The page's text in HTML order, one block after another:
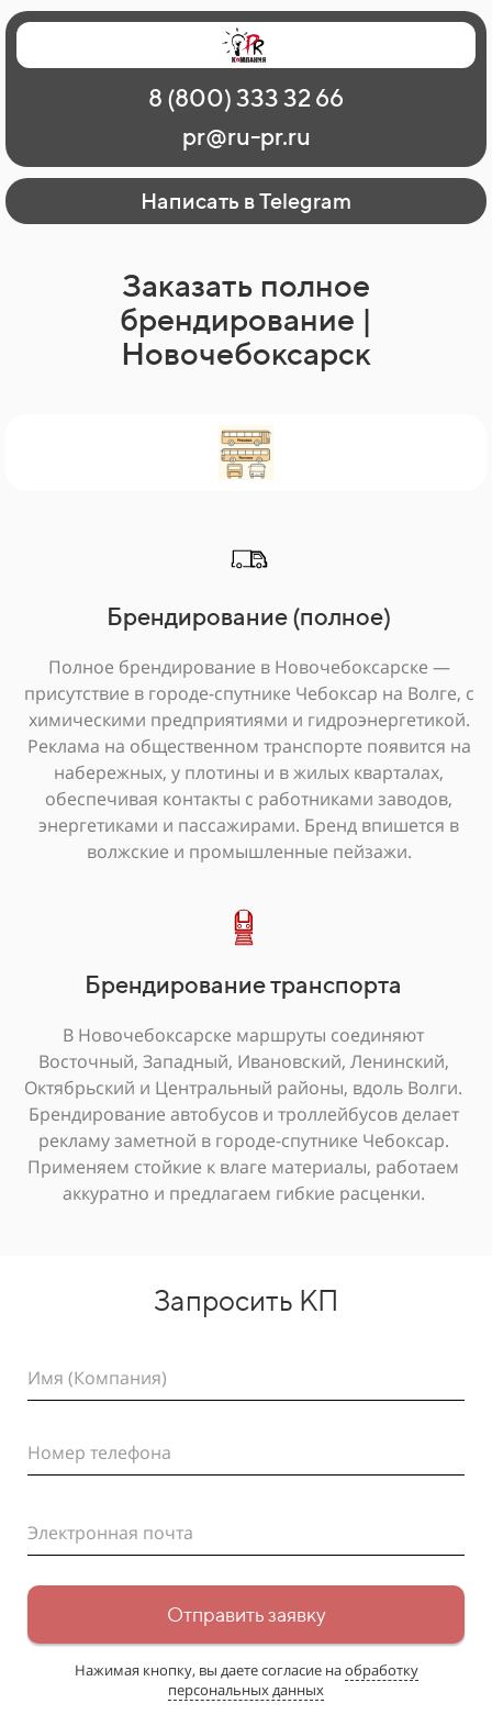
Главная
Наши работы
О рекламе
Регионы
Контакты
8 (800) 333 32 66
pr@ru-pr.ru
Написать в Telegram
Заказать полное
брендирование |
Новочебоксарск
Брендирование (полное)
Полное брендирование в Новочебоксарске —
присутствие в городе-спутнике Чебоксар на Волге, с
химическими предприятиями и гидроэнергетикой.
Реклама на общественном транспорте появится на
набережных, у плотины и в жилых кварталах,
обеспечивая контакты с работниками заводов,
энергетиками и пассажирами. Бренд впишется в
волжские и промышленные пейзажи.
Брендирование транспорта
В Новочебоксарске маршруты соединяют
Восточный, Западный, Ивановский, Ленинский,
Октябрьский и Центральный районы, вдоль Волги.
Брендирование автобусов и троллейбусов делает
рекламу заметной в городе-спутнике Чебоксар.
Применяем стойкие к влаге материалы, работаем
аккуратно и предлагаем гибкие расценки.
Запросить КП
Имя (Компания)
Номер телефона
Электронная почта
Отправить заявку
Нажимая кнопку, вы даете согласие наобработку
персональных данных